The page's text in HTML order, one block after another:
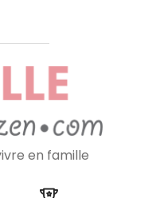
en famille